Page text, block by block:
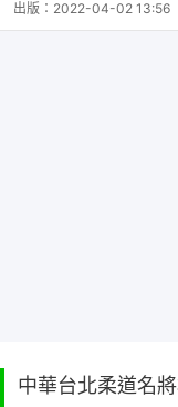
出版： 2022-04-02 13:56
中華台北柔道名